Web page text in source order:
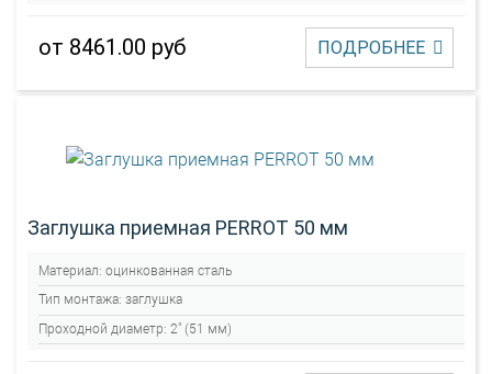
от 8461.00 руб ПОДРОБНЕЕ
Заглушка приемная PERROT 50 мм
Материал: оцинкованная сталь
Тип монтажа: заглушка
Проходной диаметр: 2" (51 мм)